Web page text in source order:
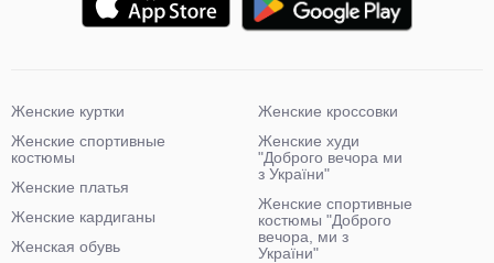
Женские куртки
Женские спортивные
костюмы
Женские платья
Женские кардиганы
Женская обувь
Женские кроссовки
Женские худи
"Доброго вечора ми
з України"
Женские спортивные
костюмы "Доброго
вечора, ми з
України"